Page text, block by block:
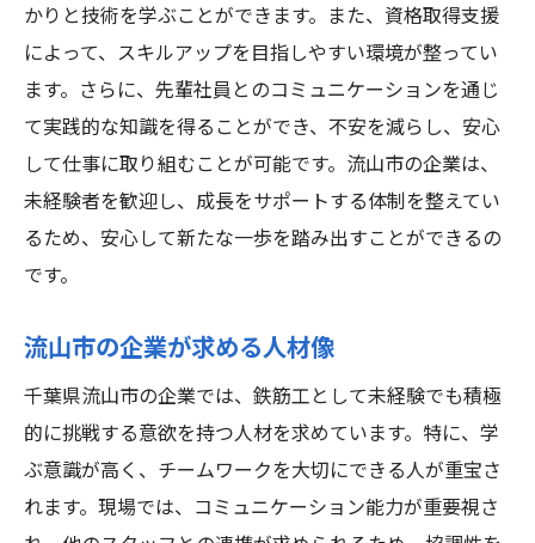
かりと技術を学ぶことができます。また、資格取得支援
によって、スキルアップを目指しやすい環境が整ってい
ます。さらに、先輩社員とのコミュニケーションを通じ
て実践的な知識を得ることができ、不安を減らし、安心
して仕事に取り組むことが可能です。流山市の企業は、
未経験者を歓迎し、成長をサポートする体制を整えてい
るため、安心して新たな一歩を踏み出すことができるの
です。
流山市の企業が求める人材像
千葉県流山市の企業では、鉄筋工として未経験でも積極
的に挑戦する意欲を持つ人材を求めています。特に、学
ぶ意識が高く、チームワークを大切にできる人が重宝さ
れます。現場では、コミュニケーション能力が重要視さ